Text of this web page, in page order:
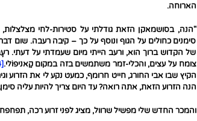
הארוחה.
"הנה, בסושמאקן הזאת גודלתי על סטירות-לחי מצלצלות,
סימנים כחולים על הגוף ונוסף על כך – קיבה רעבה. שום
של הקדוש ברוך הוא, ורעב הייתי מיום שעמדתי על דעתי.
צומח על עצים, והכלי-זמר משתמשים בזה במקום קַאניפוֹלי.[4]
הקיץ שבו אבי החורג, חייט חרומף, כמעט נקע לי את הזרוע
הנה הזרוע הזאת, אתה רואה? עד היום צריך להיות עליה
והמכר החדש שלי מפשיל שרוול, מציג לפני זרוע רכה,